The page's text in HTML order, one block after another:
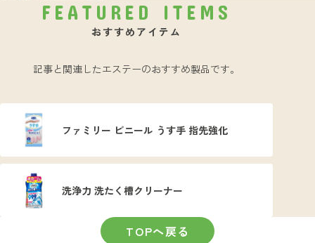
FEATURED ITEMS
おすすめアイテム
記事と関連したエステーのおすすめ製品です。
ファミリー ビニール うす手 指先強化
洗浄力 洗たく槽クリーナー
TOPへ戻る